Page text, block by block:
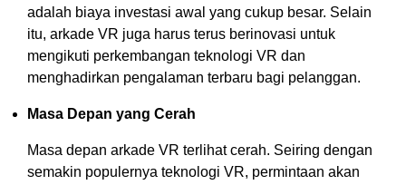
adalah biaya investasi awal yang cukup besar. Selain
itu, arkade VR juga harus terus berinovasi untuk
mengikuti perkembangan teknologi VR dan
menghadirkan pengalaman terbaru bagi pelanggan.
Masa Depan yang Cerah
Masa depan arkade VR terlihat cerah. Seiring dengan
semakin populernya teknologi VR, permintaan akan